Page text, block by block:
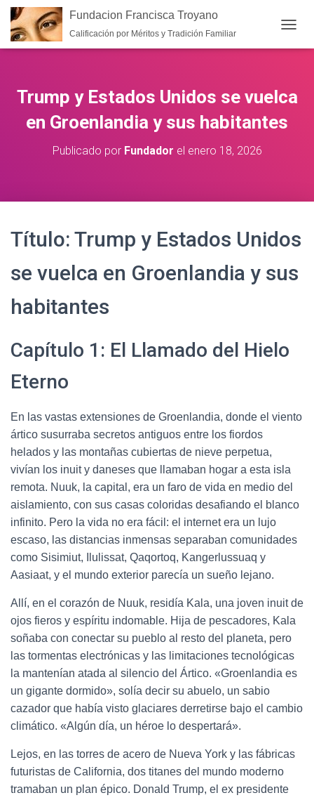
Fundacion Francisca Troyano
Calificación por Méritos y Tradición Familiar
Trump y Estados Unidos se vuelca
en Groenlandia y sus habitantes
Publicado por Fundador el enero 18, 2026
Título: Trump y Estados Unidos
se vuelca en Groenlandia y sus
habitantes
Capítulo 1: El Llamado del Hielo
Eterno
En las vastas extensiones de Groenlandia, donde el viento
ártico susurraba secretos antiguos entre los fiordos
helados y las montañas cubiertas de nieve perpetua,
vivían los inuit y daneses que llamaban hogar a esta isla
remota. Nuuk, la capital, era un faro de vida en medio del
aislamiento, con sus casas coloridas desafiando el blanco
infinito. Pero la vida no era fácil: el internet era un lujo
escaso, las distancias inmensas separaban comunidades
como Sisimiut, Ilulissat, Qaqortoq, Kangerlussuaq y
Aasiaat, y el mundo exterior parecía un sueño lejano.
Allí, en el corazón de Nuuk, residía Kala, una joven inuit de
ojos fieros y espíritu indomable. Hija de pescadores, Kala
soñaba con conectar su pueblo al resto del planeta, pero
las tormentas electrónicas y las limitaciones tecnológicas
la mantenían atada al silencio del Ártico. «Groenlandia es
un gigante dormido», solía decir su abuelo, un sabio
cazador que había visto glaciares derretirse bajo el cambio
climático. «Algún día, un héroe lo despertará».
Lejos, en las torres de acero de Nueva York y las fábricas
futuristas de California, dos titanes del mundo moderno
tramaban un plan épico. Donald Trump, el ex presidente